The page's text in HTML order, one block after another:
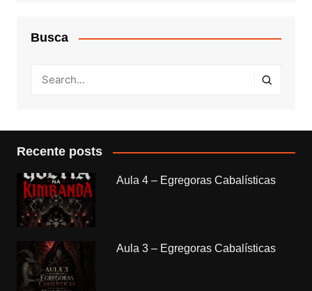
Busca
Recente posts
Aula 4 – Egregoras Cabalísticas
Aula 3 – Egregoras Cabalísticas